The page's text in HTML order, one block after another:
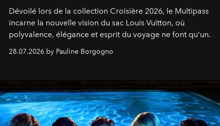
Dévoilé lors de la collection Croisière 2026, le Multipass
incarne la nouvelle vision du sac Louis Vuitton, où
polyvalence, élégance et esprit du voyage ne font qu'un.
28.07.2026 by Pauline Borgogno